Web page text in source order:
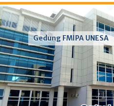
Gedung FMIPA UNESA